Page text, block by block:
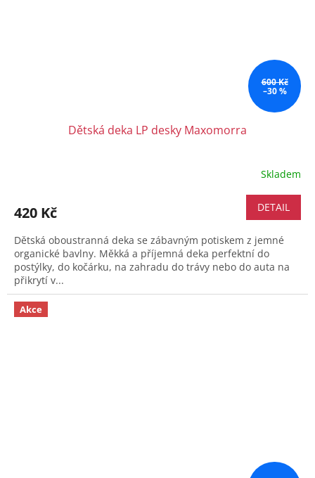
600 Kč
–30 %
Dětská deka LP desky Maxomorra
Skladem
420 Kč DETAIL
Dětská oboustranná deka se zábavným potiskem z jemné
organické bavlny. Měkká a příjemná deka perfektní do
postýlky, do kočárku, na zahradu do trávy nebo do auta na
přikrytí v...
Akce